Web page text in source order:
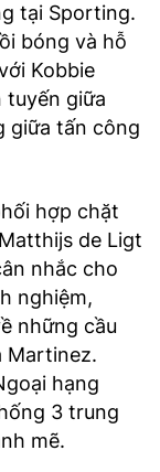
tại Sporting.
bóng và hỗ
Kobbie
tuyến giữa
giữa tấn công
hợp chặt
de Ligt
nhắc cho
nghiệm,
những cầu
Martinez.
hạng
3 trung
mẽ.